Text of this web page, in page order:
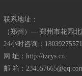
联系地址：
（郑州）— 郑州市花园
24小时咨询：18039275571
网 址：http://tzcys.cn
邮 箱：